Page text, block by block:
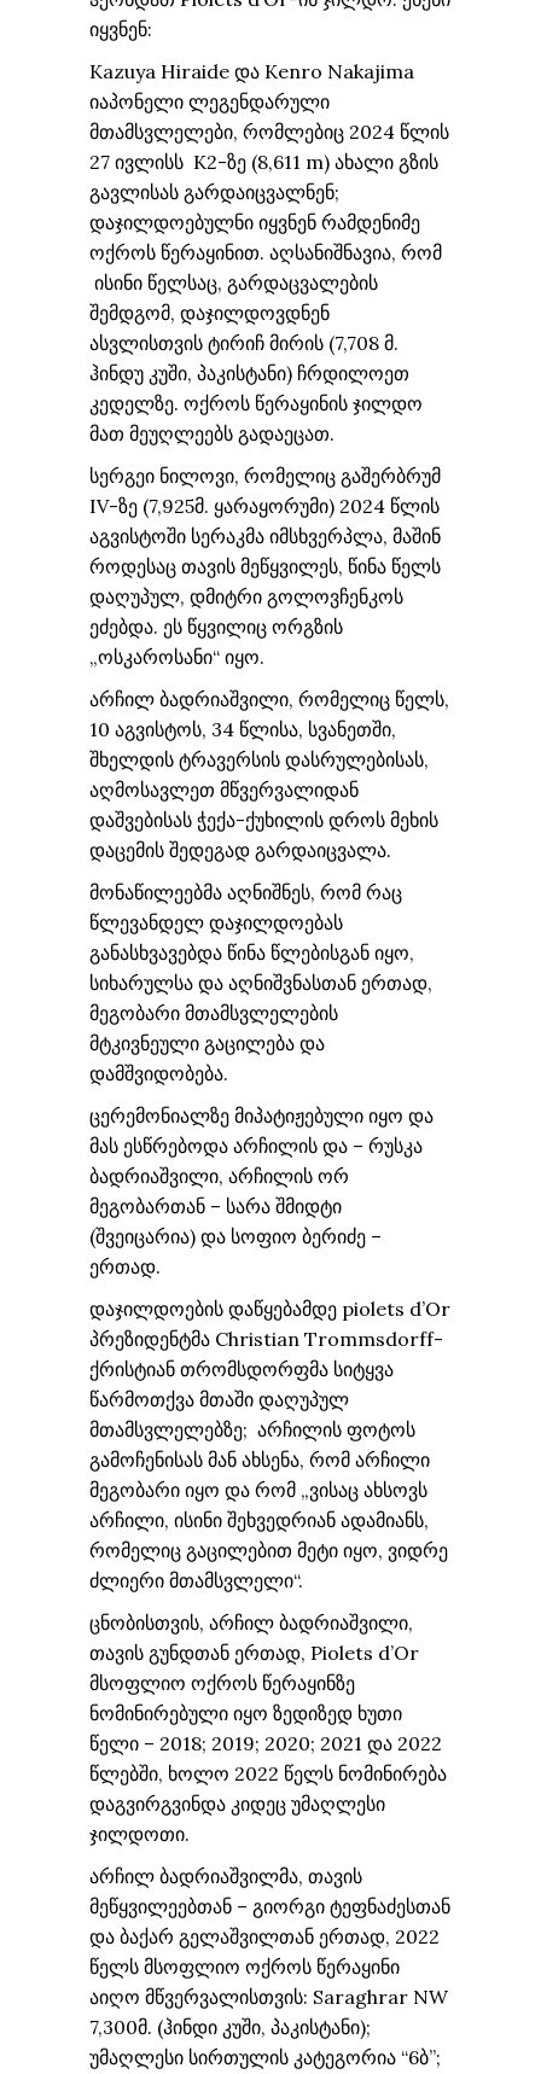
იყვნენ:
Kazuya Hiraide და Kenro Nakajima
იაპონელი ლეგენდარული
მთამსვლელები, რომლებიც 2024 წლის
27 ივლისს K2-ზე (8,611 m) ახალი გზის
გავლისას გარდაიცვალნენ;
დაჯილდოებულნი იყვნენ რამდენიმე
ოქროს წერაყინით. აღსანიშნავია, რომ
ისინი წელსაც, გარდაცვალების
შემდგომ, დაჯილდოვდნენ
ასვლისთვის ტირიჩ მირის (7,708 მ.
ჰინდუ კუში, პაკისტანი) ჩრდილოეთ
კედელზე. ოქროს წერაყინის ჯილდო
მათ მეუღლეებს გადაეცათ.
სერგეი ნილოვი, რომელიც გაშერბრუმ
IV-ზე (7,925მ. ყარაყორუმი) 2024 წლის
აგვისტოში სერაკმა იმსხვერპლა, მაშინ
როდესაც თავის მეწყვილეს, წინა წელს
დაღუპულ, დმიტრი გოლოვჩენკოს
ეძებდა. ეს წყვილიც ორგზის
„ოსკაროსანი“ იყო.
არჩილ ბადრიაშვილი, რომელიც წელს,
10 აგვისტოს, 34 წლისა, სვანეთში,
შხელდის ტრავერსის დასრულებისას,
აღმოსავლეთ მწვერვალიდან
დაშვებისას ჭექა-ქუხილის დროს მეხის
დაცემის შედეგად გარდაიცვალა.
მონაწილეებმა აღნიშნეს, რომ რაც
წლევანდელ დაჯილდოებას
განასხვავებდა წინა წლებისგან იყო,
სიხარულსა და აღნიშვნასთან ერთად,
მეგობარი მთამსვლელების
მტკივნეული გაცილება და
დამშვიდობება.
ცერემონიალზე მიპატიჟებული იყო და
მას ესწრებოდა არჩილის და – რუსკა
ბადრიაშვილი, არჩილის ორ
მეგობართან – სარა შმიდტი
(შვეიცარია) და სოფიო ბერიძე –
ერთად.
დაჯილდოების დაწყებამდე piolets d’Or
პრეზიდენტმა Christian Trommsdorff-
ქრისტიან თრომსდორფმა სიტყვა
წარმოთქვა მთაში დაღუპულ
მთამსვლელებზე; არჩილის ფოტოს
გამოჩენისას მან ახსენა, რომ არჩილი
მეგობარი იყო და რომ „ვისაც ახსოვს
არჩილი, ისინი შეხვედრიან ადამიანს,
რომელიც გაცილებით მეტი იყო, ვიდრე
ძლიერი მთამსვლელი“.
ცნობისთვის, არჩილ ბადრიაშვილი,
თავის გუნდთან ერთად, Piolets d’Or
მსოფლიო ოქროს წერაყინზე
ნომინირებული იყო ზედიზედ ხუთი
წელი – 2018; 2019; 2020; 2021 და 2022
წლებში, ხოლო 2022 წელს ნომინირება
დაგვირგვინდა კიდეც უმაღლესი
ჯილდოთი.
არჩილ ბადრიაშვილმა, თავის
მეწყვილეებთან – გიორგი ტეფნაძესთან
და ბაქარ გელაშვილთან ერთად, 2022
წელს მსოფლიო ოქროს წერაყინი
აიღო მწვერვალისთვის: Saraghrar NW
7,300მ. (ჰინდი კუში, პაკისტანი);
უმაღლესი სირთულის კატეგორია “6ბ”;